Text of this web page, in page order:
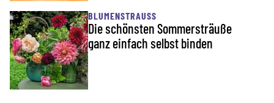
BLUMENSTRAUSS
Die schönsten Sommersträuße
ganz einfach selbst binden